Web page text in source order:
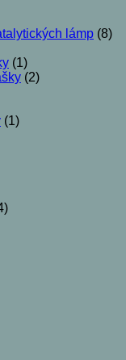
lámp (8)
(1)
(2)
(1)